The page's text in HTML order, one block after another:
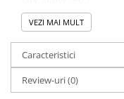
Cabluri si adaptoare
Conectori, mufe si blocuri
terminale
Componente
Rezistente si
- Eficienţa conversiei:
- Protectie la
- Curent de lucru
cresterea tensiunii de
- Dimensiuni: 85 x 52
- Temperatura de
VEZI MAI MULT
Caracteristici
Review-uri(0)